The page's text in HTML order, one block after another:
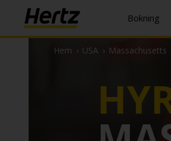
Bokning
Hem › USA › Massachusetts